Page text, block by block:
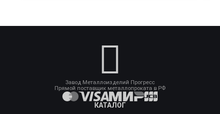
Завод Металлоизделий Прогресс
Прямой поставщик металлопроката в РФ
КАТАЛОГ